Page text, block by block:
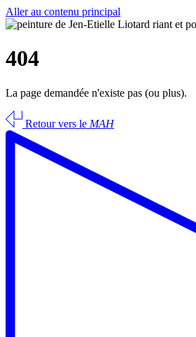
Aller au contenu principal
404
La page demandée n'existe pas (ou plus).
Retour vers le MAH